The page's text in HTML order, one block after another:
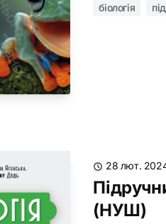
біологія
28 лют.
(НУШ)